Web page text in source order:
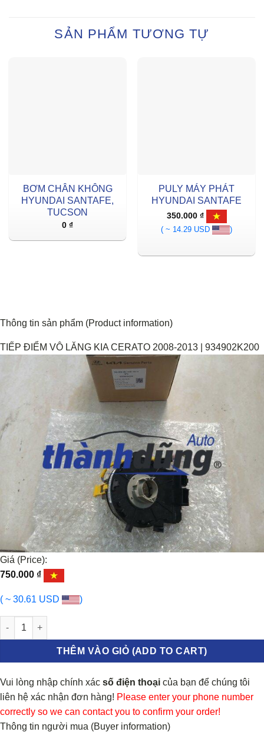
SẢN PHẨM TƯƠNG TỰ
BƠM CHÂN KHÔNG
HYUNDAI SANTAFE,
TUCSON
0 ₫
PULY MÁY PHÁT
HYUNDAI SANTAFE
350.000 ₫
( ~ 14.29 USD
)
Thông tin sản phẩm (Product information)
TIẾP ĐIỂM VÔ LĂNG KIA CERATO 2008-2013 | 934902K200
Giá (Price):
750.000 ₫
( ~ 30.61 USD )
TIẾP ĐIỂM VÔ LĂNG KIA CERATO 2008-2013 | 934902K200 số
THÊM VÀO GIỎ (ADD TO CART)
Vui lòng nhập chính xác số điện thoại của bạn để chúng tôi
liên hệ xác nhận đơn hàng! Please enter your phone number
correctly so we can contact you to confirm your order!
Thông tin người mua (Buyer information)